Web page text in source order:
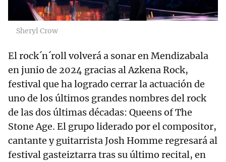
Sheryl Crow
El rock´n´roll volverá a sonar en Mendizabala
en junio de 2024 gracias al Azkena Rock,
festival que ha logrado cerrar la actuación de
uno de los últimos grandes nombres del rock
de las dos últimas décadas: Queens of The
Stone Age. El grupo liderado por el compositor,
cantante y guitarrista Josh Homme regresará al
festival gasteiztarra tras su último recital, en